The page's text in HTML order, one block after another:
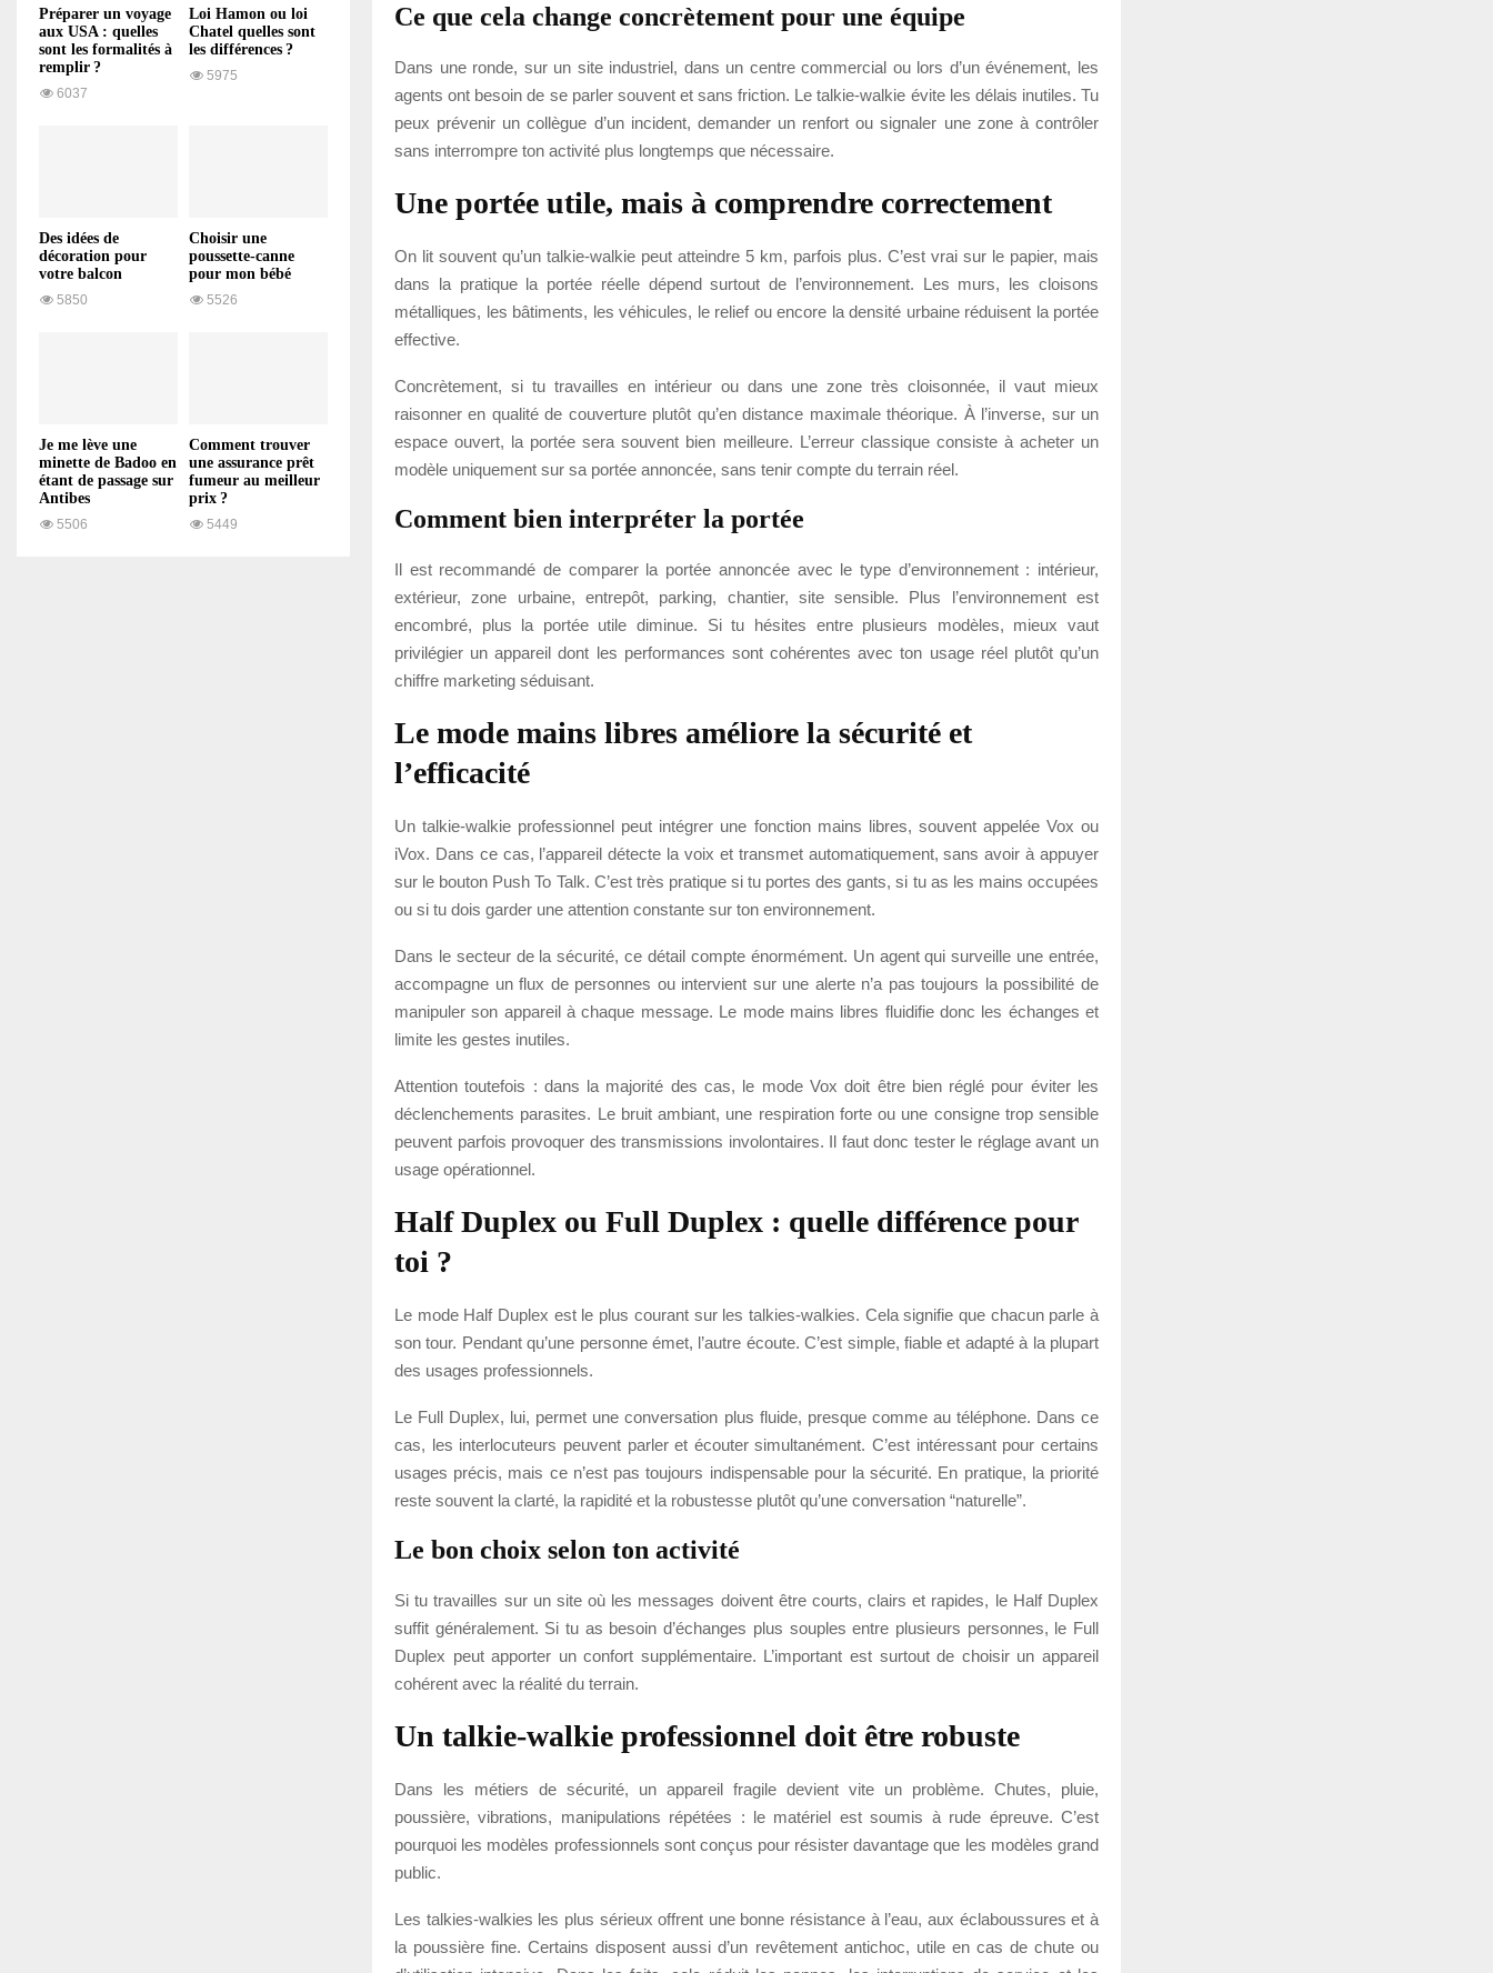
Ce que cela change concrètement pour une équipe
Dans une ronde, sur un site industriel, dans un centre commercial ou lors d’un événement, les
agents ont besoin de se parler souvent et sans friction. Le talkie-walkie évite les délais inutiles. Tu
peux prévenir un collègue d’un incident, demander un renfort ou signaler une zone à contrôler
sans interrompre ton activité plus longtemps que nécessaire.
Une portée utile, mais à comprendre correctement
On lit souvent qu’un talkie-walkie peut atteindre 5 km, parfois plus. C’est vrai sur le papier, mais
dans la pratique la portée réelle dépend surtout de l’environnement. Les murs, les cloisons
métalliques, les bâtiments, les véhicules, le relief ou encore la densité urbaine réduisent la portée
effective.
Concrètement, si tu travailles en intérieur ou dans une zone très cloisonnée, il vaut mieux
raisonner en qualité de couverture plutôt qu’en distance maximale théorique. À l’inverse, sur un
espace ouvert, la portée sera souvent bien meilleure. L’erreur classique consiste à acheter un
modèle uniquement sur sa portée annoncée, sans tenir compte du terrain réel.
Comment bien interpréter la portée
Il est recommandé de comparer la portée annoncée avec le type d’environnement : intérieur,
extérieur, zone urbaine, entrepôt, parking, chantier, site sensible. Plus l’environnement est
encombré, plus la portée utile diminue. Si tu hésites entre plusieurs modèles, mieux vaut
privilégier un appareil dont les performances sont cohérentes avec ton usage réel plutôt qu’un
chiffre marketing séduisant.
Le mode mains libres améliore la sécurité et
l’efficacité
Un talkie-walkie professionnel peut intégrer une fonction mains libres, souvent appelée Vox ou
iVox. Dans ce cas, l’appareil détecte la voix et transmet automatiquement, sans avoir à appuyer
sur le bouton Push To Talk. C’est très pratique si tu portes des gants, si tu as les mains occupées
ou si tu dois garder une attention constante sur ton environnement.
Dans le secteur de la sécurité, ce détail compte énormément. Un agent qui surveille une entrée,
accompagne un flux de personnes ou intervient sur une alerte n’a pas toujours la possibilité de
manipuler son appareil à chaque message. Le mode mains libres fluidifie donc les échanges et
limite les gestes inutiles.
Attention toutefois : dans la majorité des cas, le mode Vox doit être bien réglé pour éviter les
déclenchements parasites. Le bruit ambiant, une respiration forte ou une consigne trop sensible
peuvent parfois provoquer des transmissions involontaires. Il faut donc tester le réglage avant un
usage opérationnel.
Half Duplex ou Full Duplex : quelle différence pour
toi ?
Le mode Half Duplex est le plus courant sur les talkies-walkies. Cela signifie que chacun parle à
son tour. Pendant qu’une personne émet, l’autre écoute. C’est simple, fiable et adapté à la plupart
des usages professionnels.
Le Full Duplex, lui, permet une conversation plus fluide, presque comme au téléphone. Dans ce
cas, les interlocuteurs peuvent parler et écouter simultanément. C’est intéressant pour certains
usages précis, mais ce n’est pas toujours indispensable pour la sécurité. En pratique, la priorité
reste souvent la clarté, la rapidité et la robustesse plutôt qu’une conversation “naturelle”.
Le bon choix selon ton activité
Si tu travailles sur un site où les messages doivent être courts, clairs et rapides, le Half Duplex
suffit généralement. Si tu as besoin d’échanges plus souples entre plusieurs personnes, le Full
Duplex peut apporter un confort supplémentaire. L’important est surtout de choisir un appareil
cohérent avec la réalité du terrain.
Un talkie-walkie professionnel doit être robuste
Dans les métiers de sécurité, un appareil fragile devient vite un problème. Chutes, pluie,
poussière, vibrations, manipulations répétées : le matériel est soumis à rude épreuve. C’est
pourquoi les modèles professionnels sont conçus pour résister davantage que les modèles grand
public.
Les talkies-walkies les plus sérieux offrent une bonne résistance à l’eau, aux éclaboussures et à
la poussière fine. Certains disposent aussi d’un revêtement antichoc, utile en cas de chute ou
Préparer un voyage
aux USA : quelles
sont les formalités à
remplir ?
6037
Loi Hamon ou loi
Chatel quelles sont
les différences ?
5975
Des idées de
décoration pour
votre balcon
5850
Choisir une
poussette-canne
pour mon bébé
5526
Je me lève une
minette de Badoo en
étant de passage sur
Antibes
5506
Comment trouver
une assurance prêt
fumeur au meilleur
prix ?
5449